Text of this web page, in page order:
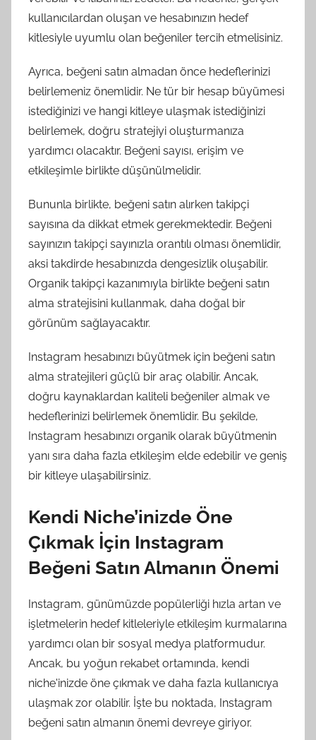
kullanıcılardan oluşan ve hesabınızın hedef
kitlesiyle uyumlu olan beğeniler tercih etmelisiniz.
Ayrıca, beğeni satın almadan önce hedeflerinizi
belirlemeniz önemlidir. Ne tür bir hesap büyümesi
istediğinizi ve hangi kitleye ulaşmak istediğinizi
belirlemek, doğru stratejiyi oluşturmanıza
yardımcı olacaktır. Beğeni sayısı, erişim ve
etkileşimle birlikte düşünülmelidir.
Bununla birlikte, beğeni satın alırken takipçi
sayısına da dikkat etmek gerekmektedir. Beğeni
sayınızın takipçi sayınızla orantılı olması önemlidir,
aksi takdirde hesabınızda dengesizlik oluşabilir.
Organik takipçi kazanımıyla birlikte beğeni satın
alma stratejisini kullanmak, daha doğal bir
görünüm sağlayacaktır.
Instagram hesabınızı büyütmek için beğeni satın
alma stratejileri güçlü bir araç olabilir. Ancak,
doğru kaynaklardan kaliteli beğeniler almak ve
hedeflerinizi belirlemek önemlidir. Bu şekilde,
Instagram hesabınızı organik olarak büyütmenin
yanı sıra daha fazla etkileşim elde edebilir ve geniş
bir kitleye ulaşabilirsiniz.
Kendi Niche’inizde Öne
Çıkmak İçin Instagram
Beğeni Satın Almanın Önemi
Instagram, günümüzde popülerliği hızla artan ve
işletmelerin hedef kitleleriyle etkileşim kurmalarına
yardımcı olan bir sosyal medya platformudur.
Ancak, bu yoğun rekabet ortamında, kendi
niche'inizde öne çıkmak ve daha fazla kullanıcıya
ulaşmak zor olabilir. İşte bu noktada, Instagram
beğeni satın almanın önemi devreye giriyor.